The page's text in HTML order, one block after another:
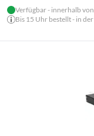
Verfügbar - innerhalb
Bis 15 Uhr bestellt - in